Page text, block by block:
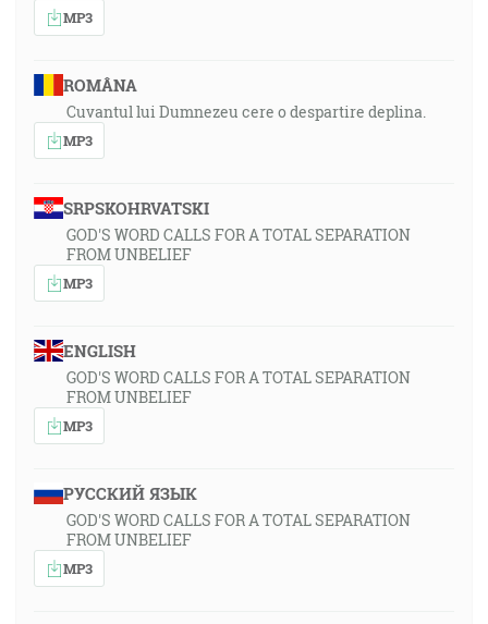
MP3
ROMÂNA
Cuvantul lui Dumnezeu cere o despartire deplina.
MP3
SRPSKOHRVATSKI
GOD'S WORD CALLS FOR A TOTAL SEPARATION
FROM UNBELIEF
MP3
ENGLISH
GOD'S WORD CALLS FOR A TOTAL SEPARATION
FROM UNBELIEF
MP3
РУССКИЙ ЯЗЫК
GOD'S WORD CALLS FOR A TOTAL SEPARATION
FROM UNBELIEF
MP3